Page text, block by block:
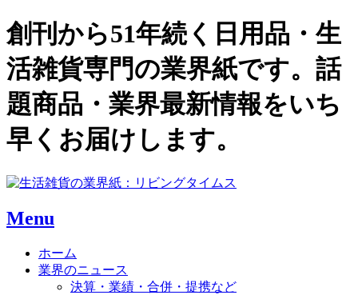
創刊から51年続く日用品・生
活雑貨専門の業界紙です。話
題商品・業界最新情報をいち
早くお届けします。
Menu
ホーム
業界のニュース
決算・業績・合併・提携など